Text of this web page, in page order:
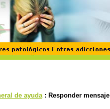
de ayuda: Responder mensaje